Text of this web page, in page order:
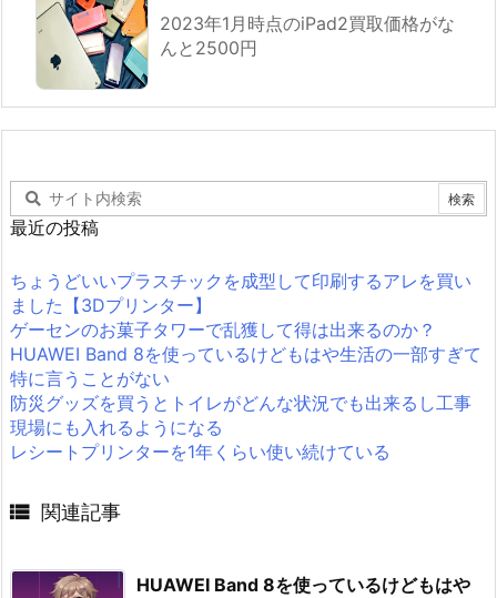
2023年1月時点のiPad2買取価格がな
んと2500円
最近の投稿
ちょうどいいプラスチックを成型して印刷するアレを買い
ました【3Dプリンター】
ゲーセンのお菓子タワーで乱獲して得は出来るのか？
HUAWEI Band 8を使っているけどもはや生活の一部すぎて
特に言うことがない
防災グッズを買うとトイレがどんな状況でも出来るし工事
現場にも入れるようになる
レシートプリンターを1年くらい使い続けている
 関連記事
HUAWEI Band 8を使っているけどもはや